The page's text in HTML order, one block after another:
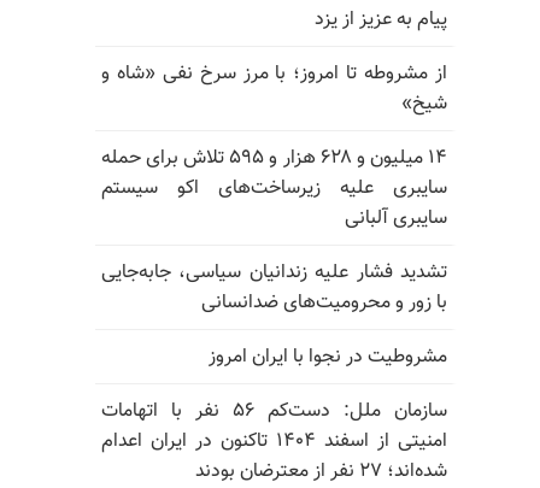
پیام به عزیز از یزد
از مشروطه تا امروز؛ با مرز سرخ نفی «شاه و
شیخ»
۱۴ میلیون و ۶۲۸ هزار و ۵۹۵ تلاش برای حمله
سایبری علیه زیرساخت‌های اکو سیستم
سایبری آلبانی
تشدید فشار علیه زندانیان سیاسی، جابه‌جایی
با زور و محرومیت‌های ضدانسانی
مشروطیت در نجوا با ایران امروز
سازمان ملل: دست‌کم ۵۶ نفر با اتهامات
امنیتی از اسفند ۱۴۰۴ تاکنون در ایران اعدام
شده‌اند؛ ۲۷ نفر از معترضان بودند